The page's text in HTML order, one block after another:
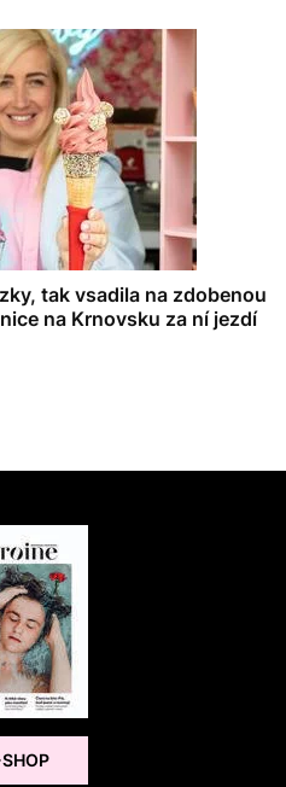
tak vsadila na zdobenou
na Krnovsku za ní jezdí